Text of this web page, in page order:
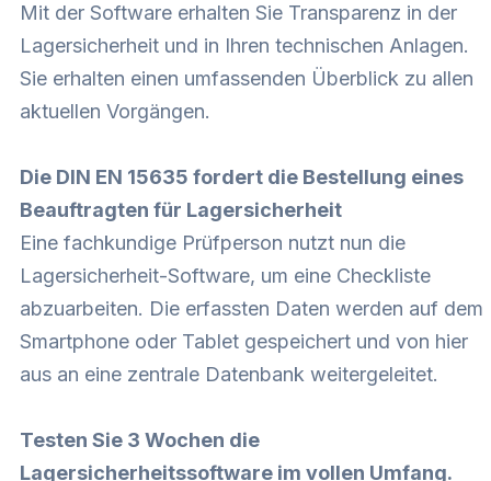
Mit der Software erhalten Sie Transparenz in der
Lagersicherheit und in Ihren technischen Anlagen.
Sie erhalten einen umfassenden Überblick zu allen
aktuellen Vorgängen.
Die DIN EN 15635 fordert die Bestellung eines
Beauftragten für Lagersicherheit
Eine fachkundige Prüfperson nutzt nun die
Lagersicherheit-Software, um eine Checkliste
abzuarbeiten. Die erfassten Daten werden auf dem
Smartphone oder Tablet gespeichert und von hier
aus an eine zentrale Datenbank weitergeleitet.
Testen Sie 3 Wochen die
Lagersicherheitssoftware im vollen Umfang.